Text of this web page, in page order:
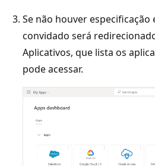
Se não houver
convidado será
Aplicativos, que lista os
pode acessar.